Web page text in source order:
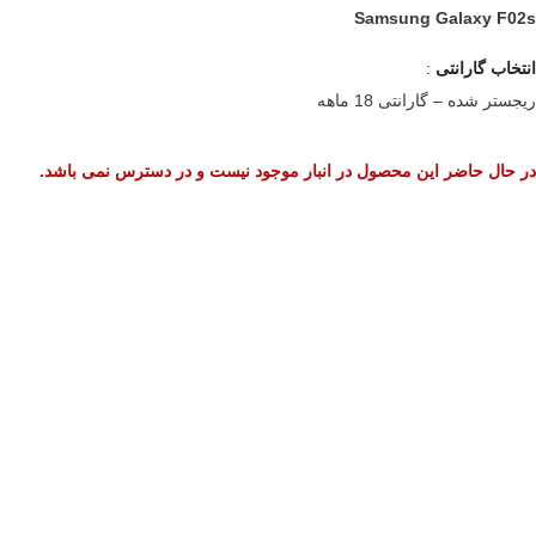
Samsung Galaxy F02s
انتخاب گارانتی :
ریجستر شده – گارانتی 18 ماهه
در حال حاضر این محصول در انبار موجود نیست و در دسترس نمی باشد.